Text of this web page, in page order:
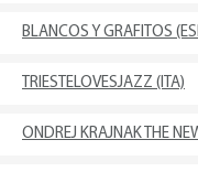
BLANCOS Y GRAFITOS
TRIESTELOVESJAZZ (ITA)
ONDREJ KRAJNAK THE